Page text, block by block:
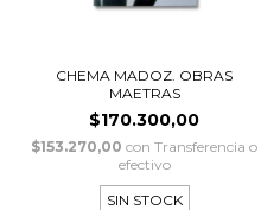
CHEMA MADOZ. OBRAS
MAETRAS
$170.300,00
$153.270,00 con Transferencia o
efectivo
SIN STOCK